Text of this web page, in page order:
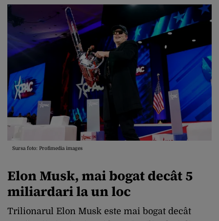
Sursa foto: Profimedia images
Elon Musk, mai bogat decât 5
miliardari la un loc
Trilionarul Elon Musk este mai bogat decât